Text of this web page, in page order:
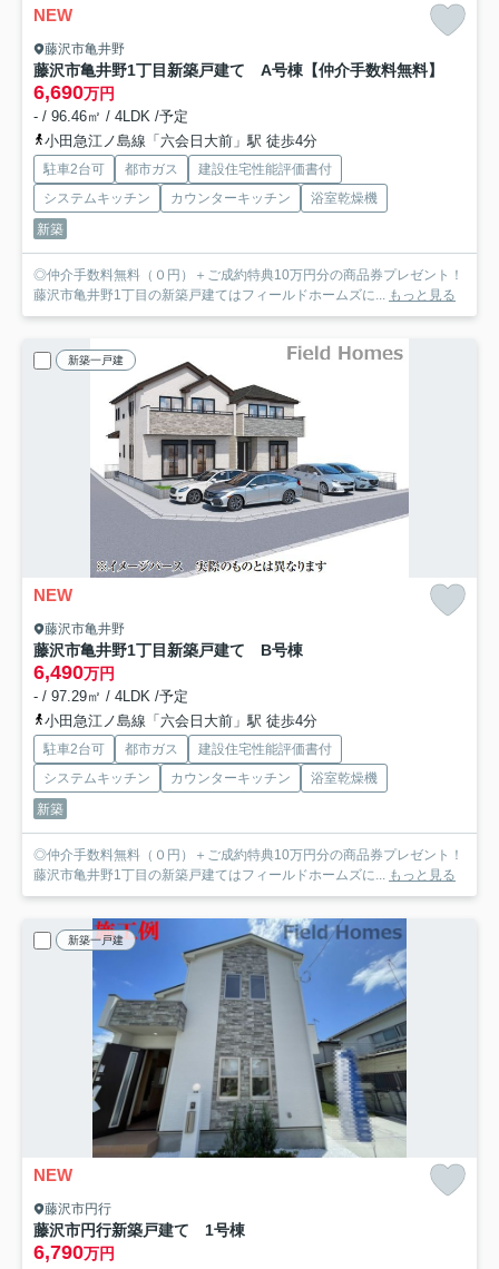
NEW
藤沢市亀井野
藤沢市亀井野1丁目新築戸建て A号棟 【仲介手数料無料】
6,690万円
- / 96.46㎡ / 4LDK /予定
小田急江ノ島線「六会日大前」駅 徒歩4分
駐車2台可 都市ガス
建設住宅性能評価書付
システムキッチン
カウンターキッチン
浴室乾燥機
新築
◎仲介手数料無料（０円）＋ご成約特典10万円分の商品券プレゼント！
藤沢市亀井野1丁目の新築戸建てはフィールドホームズに...
もっと見る
新築一戸建
NEW
藤沢市亀井野
藤沢市亀井野1丁目新築戸建て B号棟
6,490万円
- / 97.29㎡ / 4LDK /予定
小田急江ノ島線「六会日大前」駅 徒歩4分
駐車2台可 都市ガス
建設住宅性能評価書付
システムキッチン
カウンターキッチン
浴室乾燥機
新築
◎仲介手数料無料（０円）＋ご成約特典10万円分の商品券プレゼント！
藤沢市亀井野1丁目の新築戸建てはフィールドホームズに...
もっと見る
新築一戸建
NEW
藤沢市円行
藤沢市円行新築戸建て 1号棟
6,790万円